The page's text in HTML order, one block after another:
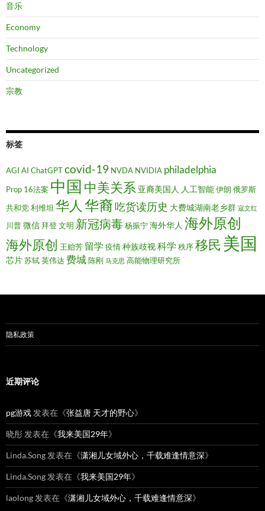
音乐
Economy
Technology
Uncategorized
宗教
标签
AGI AI ChatGPTcovid-19 NVDA NVIDIA philadelphia
Prop 16法案 中国 中美关系 亚裔美国人 人工智能伊朗 俄罗斯
共和党利维坦 华人 华裔吃货读历史 大费城湖南老乡群 寇文红
川普微信 拜登文明 新冠病毒杨振宁海外华人 海外原创
海外原创 王贻芳 留学 疫情种族歧视科学 秩序移民 美国
芯片苏轼英伟达 费城陈刚 马克思 高能物理研究所
隐私政策
近期评论
pg游戏 发表在《张益唐 天才的野心》
晓彤 发表在《我来美国29年》
Linda.Song 发表在《潇湘儿女域外心，千载难逢情意深》
Linda.Song 发表在《我来美国29年》
laolong 发表在《潇湘儿女域外心，千载难逢情意深》